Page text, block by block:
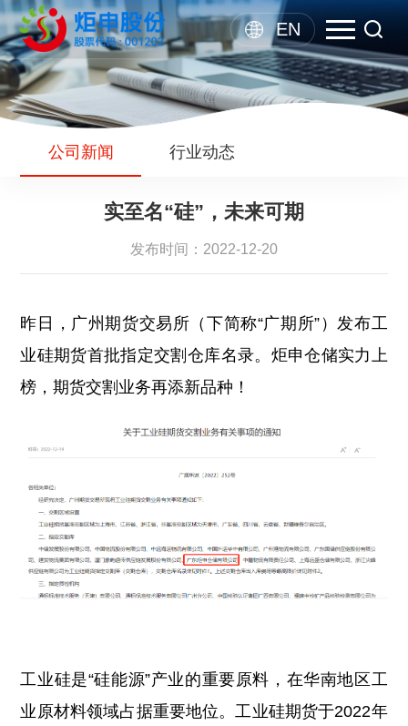
EN
公司新闻 行业动态
实至名“硅”，未来可期
发布时间：2022-12-20
昨日，广州期货交易所（下简称“广期所”）发布工
业硅期货首批指定交割仓库名录。炬申仓储实力上
榜，期货交割业务再添新品种！
工业硅是“硅能源”产业的重要原料，在华南地区工
业原材料领域占据重要地位。工业硅期货于2022年